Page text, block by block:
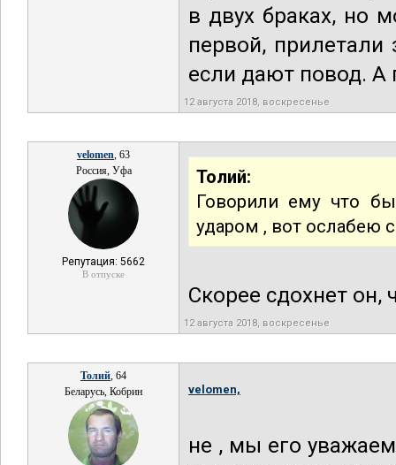
в двух браках, но
первой,
если дают повод. А
12 августа 2018, воскресенье
velomen, 63
Россия, Уфа
Репутация: 5662
В отпуске
Толий:
Говорили ему что
ударом , вот ослабею
Скорее сдохнет он,
12 августа 2018, воскресенье
Толий, 64
Беларусь, Кобрин
velomen,
не , мы его